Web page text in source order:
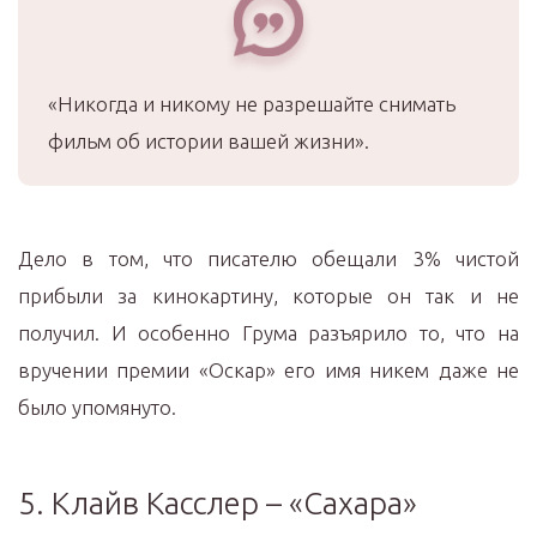
«Никогда и никому не разрешайте снимать
фильм об истории вашей жизни».
Дело в том, что писателю обещали 3% чистой
прибыли за кинокартину, которые он так и не
получил. И особенно Грума разъярило то, что на
вручении премии «Оскар» его имя никем даже не
было упомянуто.
5. Клайв Касслер – «Сахара»